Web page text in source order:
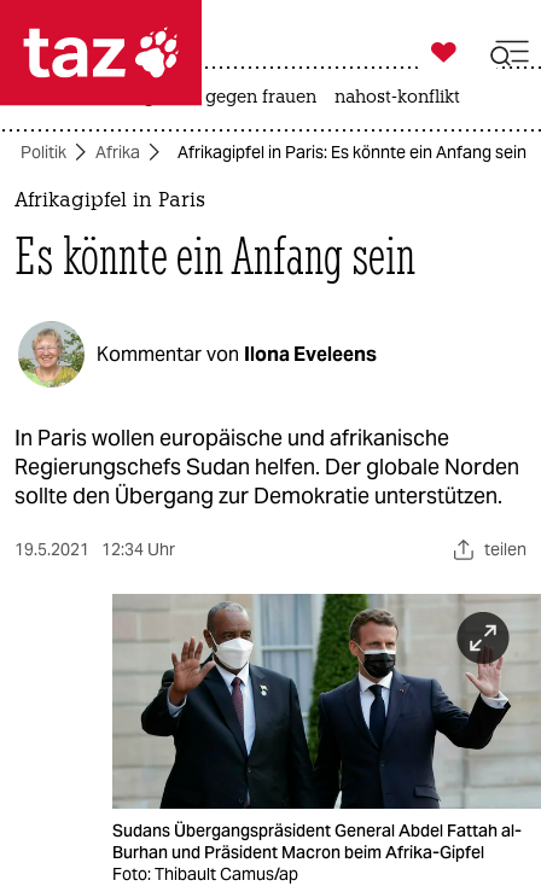
 taz zahl ich
taz zahl ich
themen
politik
öko
gesellschaft
kultur
sport
berlin
wahrheit
veranstaltungen

taz zahl ich
gewalt gegen frauen nahost-konflikt
Politik Afrika Afrikagipfel in Paris: Es könnte ein Anfang sein
Afrikagipfel in Paris
Es könnte ein Anfang sein
Kommentar von Ilona Eveleens
In Paris wollen europäische und afrikanische
Regierungschefs Sudan helfen. Der globale Norden
sollte den Übergang zur Demokratie unterstützen.
19.5.2021 12:34 Uhr teilen
Sudans Übergangspräsident General Abdel Fattah al-
Burhan und Präsident Macron beim Afrika-Gipfel
Foto: Thibault Camus/ap